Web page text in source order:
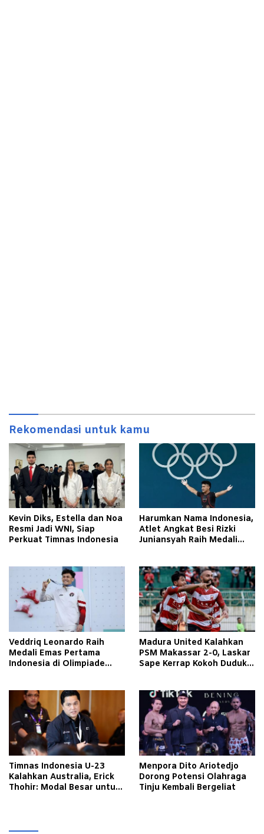
Rekomendasi untuk kamu
Kevin Diks, Estella dan Noa
Resmi Jadi WNI, Siap
Perkuat Timnas Indonesia
Harumkan Nama Indonesia,
Atlet Angkat Besi Rizki
Juniansyah Raih Medali
Veddriq Leonardo Raih
Medali Emas Pertama
Indonesia di Olimpiade
Madura United Kalahkan
PSM Makassar 2-0, Laskar
Sape Kerrap Kokoh Duduki
Timnas Indonesia U-23
Kalahkan Australia, Erick
Thohir: Modal Besar untuk
Menpora Dito Ariotedjo
Dorong Potensi Olahraga
Tinju Kembali Bergeliat